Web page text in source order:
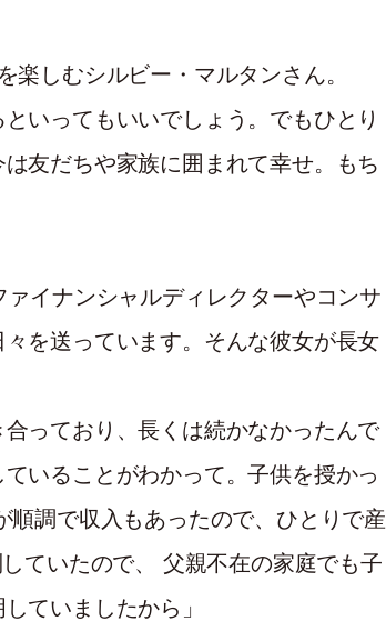
しむシルビー・マルタンさん。
いってもいいでしょう。でもひとり
友だちや家族に囲まれて幸せ。もち
イナンシャルディレクターやコンサ
を送っています。そんな彼女が長女
っており、長くは続かなかったんで
いることがわかって。子供を授かっ
調で収入もあったので、ひとりで産
ていたので、 父親不在の家庭でも子
ていましたから」